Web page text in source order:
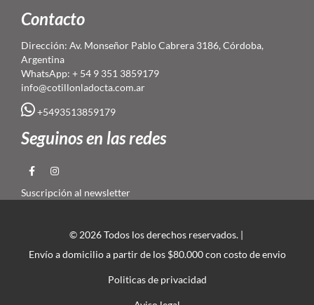
Contacto
Dirección: Av. Monseñor Pablo Cabrera 3186, Córdoba,
Argentina
WhatsApp: + 54 9 351 3859179
info@cotillonladocta.com.ar
+5493513859179
Seguinos en las redes
Suscripción al newsletter
© 2026 Todos los derechos reservados. |
Envío a domicilio a partir de los $80.000 con costo de envio
Politicas de privacidad